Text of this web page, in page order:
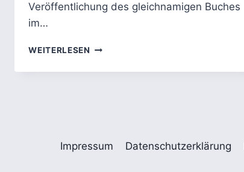
Veröffentlichung des gleichnamigen Buches
im…
WEITERLESEN CATCH
–
Impressum Datenschutzerklärung